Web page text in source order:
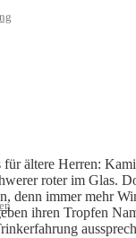
ältere Herren:
roter im Glas.
denn immer mehr
ihren Tropfen